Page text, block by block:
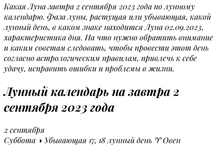
Какая Луна завтра 2 сентября 2023 года по лунному
календарю. Фаза луны, растущая или убывающая, какой
лунный день, в каком знаке находится Луна 02.09.2023,
характеристика дня. На что нужно обратить внимание
и каким советам следовать, чтобы провести этот день
согласно астрологическим правилам, привлечь к себе
удачу, исправить ошибки и проблемы в жизни.
Лунный календарь на завтра 2
сентября 2023 года
2 сентября
Суббота ◑ Убывающая 17, 18 лунный день ♈ Овен